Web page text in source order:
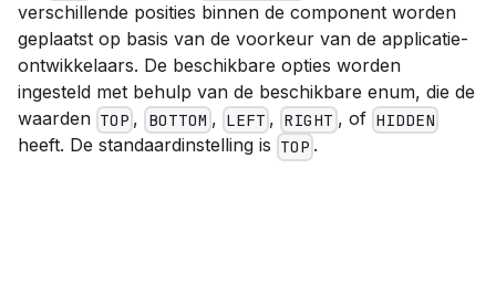
verschillende posities binnen de component worden
geplaatst op basis van de voorkeur van de applicatie-
ontwikkelaars. De beschikbare opties worden
ingesteld met behulp van de beschikbare enum, die de
waarden TOP , BOTTOM , LEFT , RIGHT , of HIDDEN
heeft. De standaardinstelling is TOP .